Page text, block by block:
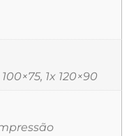
1x 120×90